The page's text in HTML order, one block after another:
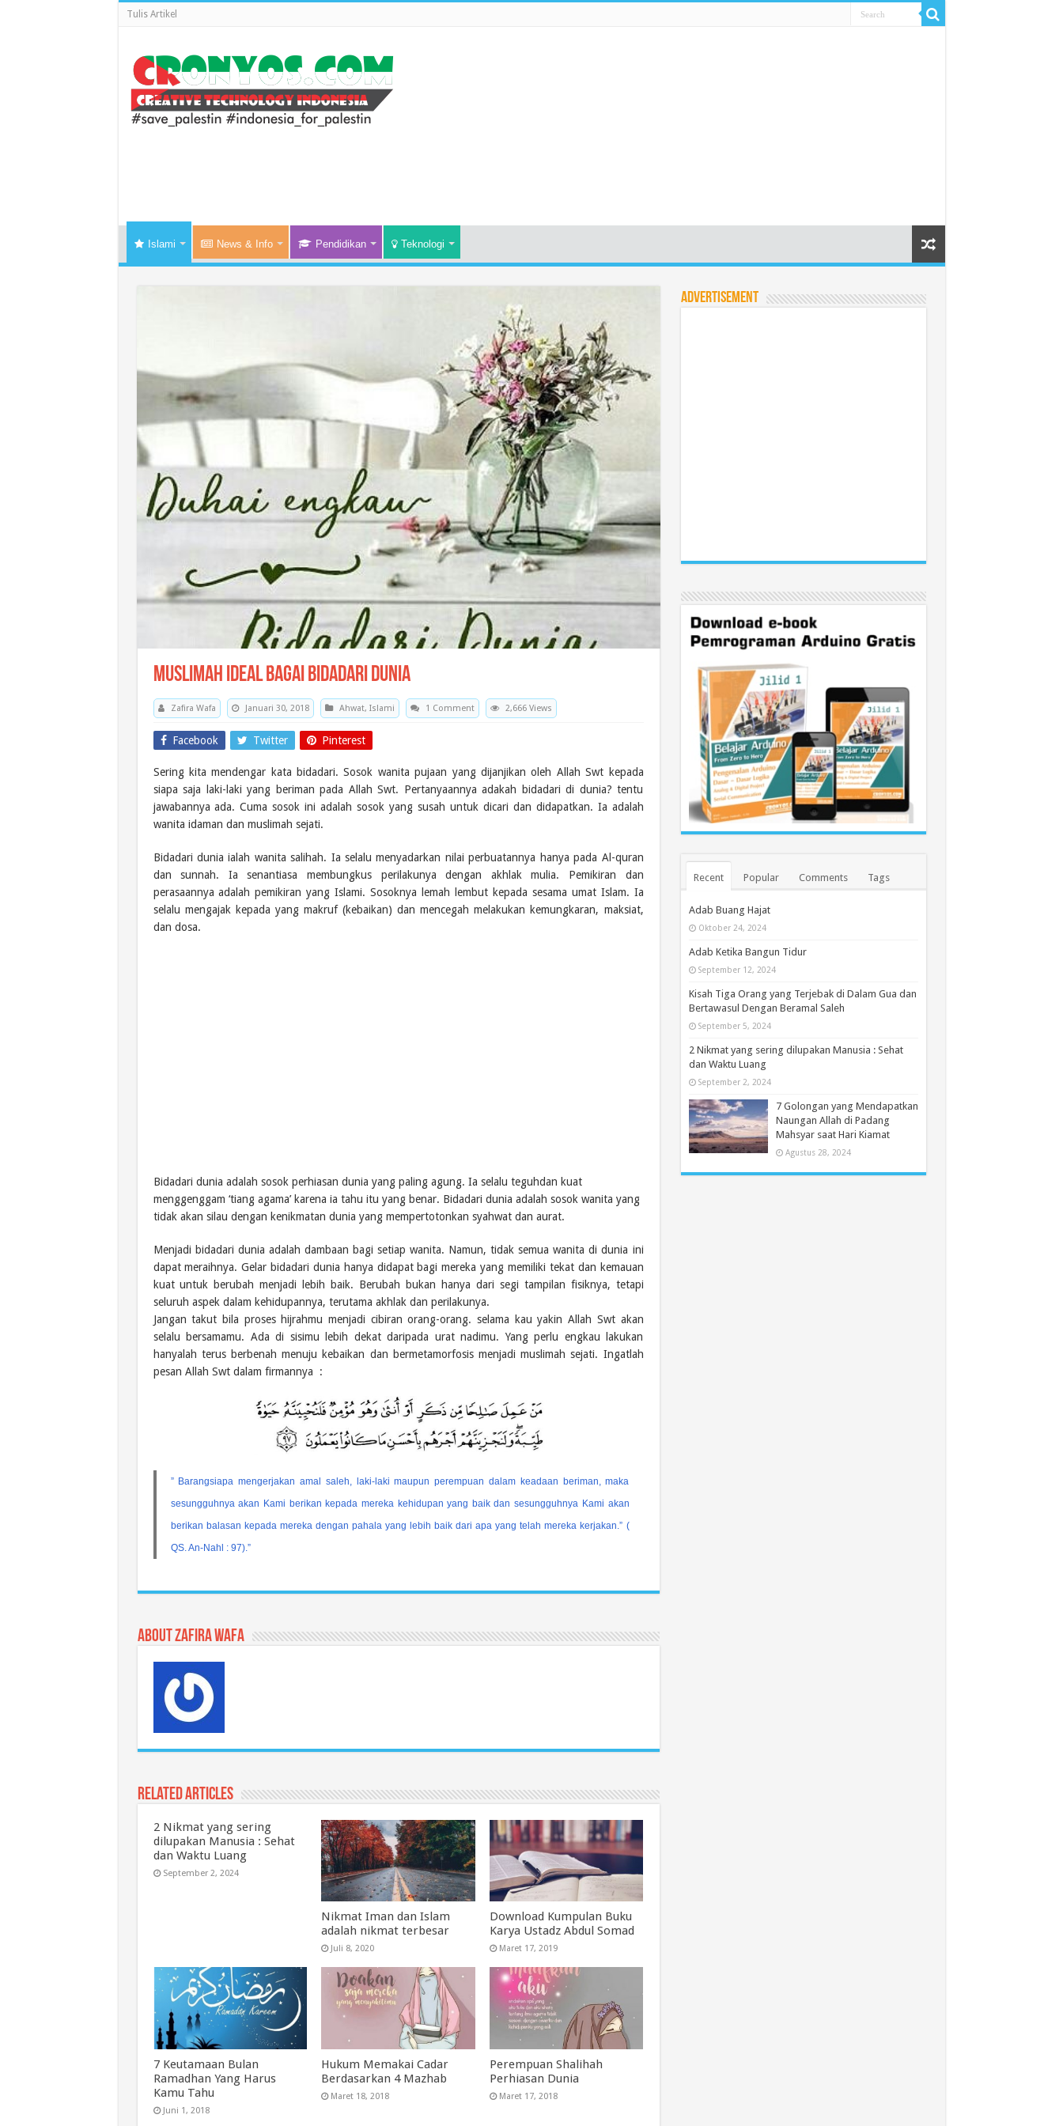
Tulis Artikel
Islami News & Info Pendidikan Teknologi
Muslimah Ideal Bagai Bidadari Dunia
Zafira Wafa Januari 30, 2018 Ahwat, Islami 1 Comment 2,666 Views
Facebook Twitter Pinterest
Sering kita mendengar kata bidadari. Sosok wanita pujaan yang dijanjikan oleh Allah Swt kepada
siapa saja laki-laki yang beriman pada Allah Swt. Pertanyaannya adakah bidadari di dunia? tentu
jawabannya ada. Cuma sosok ini adalah sosok yang susah untuk dicari dan didapatkan. Ia adalah
wanita idaman dan muslimah sejati.
Bidadari dunia ialah wanita salihah. Ia selalu menyadarkan nilai perbuatannya hanya pada Al-quran
dan sunnah. Ia senantiasa membungkus perilakunya dengan akhlak mulia. Pemikiran dan
perasaannya adalah pemikiran yang Islami. Sosoknya lemah lembut kepada sesama umat Islam. Ia
selalu mengajak kepada yang makruf (kebaikan) dan mencegah melakukan kemungkaran, maksiat,
dan dosa.
Bidadari dunia adalah sosok perhiasan dunia yang paling agung. Ia selalu teguhdan kuat
menggenggam ‘tiang agama’ karena ia tahu itu yang benar. Bidadari dunia adalah sosok wanita yang
tidak akan silau dengan kenikmatan dunia yang mempertotonkan syahwat dan aurat.
Menjadi bidadari dunia adalah dambaan bagi setiap wanita. Namun, tidak semua wanita di dunia ini
dapat meraihnya. Gelar bidadari dunia hanya didapat bagi mereka yang memiliki tekat dan kemauan
kuat untuk berubah menjadi lebih baik. Berubah bukan hanya dari segi tampilan fisiknya, tetapi
seluruh aspek dalam kehidupannya, terutama akhlak dan perilakunya.
Jangan takut bila proses hijrahmu menjadi cibiran orang-orang. selama kau yakin Allah Swt akan
selalu bersamamu. Ada di sisimu lebih dekat daripada urat nadimu. Yang perlu engkau lakukan
hanyalah terus berbenah menuju kebaikan dan bermetamorfosis menjadi muslimah sejati. Ingatlah
pesan Allah Swt dalam firmannya :
” Barangsiapa mengerjakan amal saleh, laki-laki maupun perempuan dalam keadaan beriman, maka
sesungguhnya akan Kami berikan kepada mereka kehidupan yang baik dan sesungguhnya Kami akan
berikan balasan kepada mereka dengan pahala yang lebih baik dari apa yang telah mereka kerjakan.” (
QS. An-Nahl : 97).”
About Zafira Wafa
Related Articles
2 Nikmat yang sering
dilupakan Manusia : Sehat
dan Waktu Luang
September 2, 2024
Nikmat Iman dan Islam
adalah nikmat terbesar
Juli 8, 2020
Download Kumpulan Buku
Karya Ustadz Abdul Somad
Maret 17, 2019
7 Keutamaan Bulan
Ramadhan Yang Harus
Kamu Tahu
Juni 1, 2018
Hukum Memakai Cadar
Berdasarkan 4 Mazhab
Maret 18, 2018
Perempuan Shalihah
Perhiasan Dunia
Maret 17, 2018
Advertisement
Recent Popular Comments Tags
Adab Buang Hajat
Oktober 24, 2024
Adab Ketika Bangun Tidur
September 12, 2024
Kisah Tiga Orang yang Terjebak di Dalam Gua dan
Bertawasul Dengan Beramal Saleh
September 5, 2024
2 Nikmat yang sering dilupakan Manusia : Sehat
dan Waktu Luang
September 2, 2024
7 Golongan yang Mendapatkan
Naungan Allah di Padang
Mahsyar saat Hari Kiamat
Agustus 28, 2024